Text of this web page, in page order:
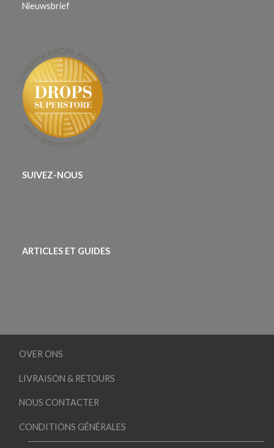
Nieuwsbrief
SUIVEZ-NOUS
ARTICLES ET GUIDES
OVER ONS
LIVRAISON & RETOURS
NOUS CONTACTER
CONDITIONS GÉNÉRALES